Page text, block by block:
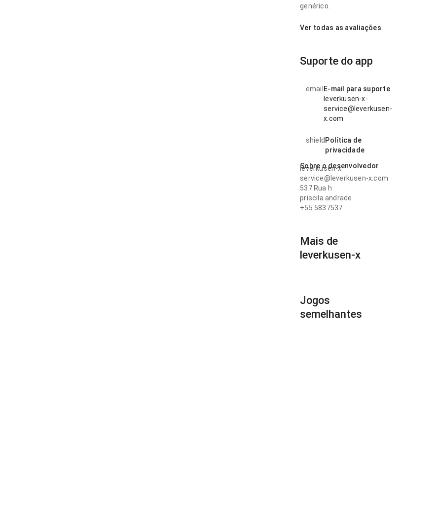
genérico.
Ver todas as avaliações
Suporte do app
email E-mail para suporte
leverkusen-x-
service@leverkusen-
x.com
shield Política de
privacidade
Sobre o desenvolvedor
leverkusen-x
service@leverkusen-x.com
537 Rua h
priscila.andrade
+55 5837537
Mais de
leverkusen-x
Jogos
semelhantes